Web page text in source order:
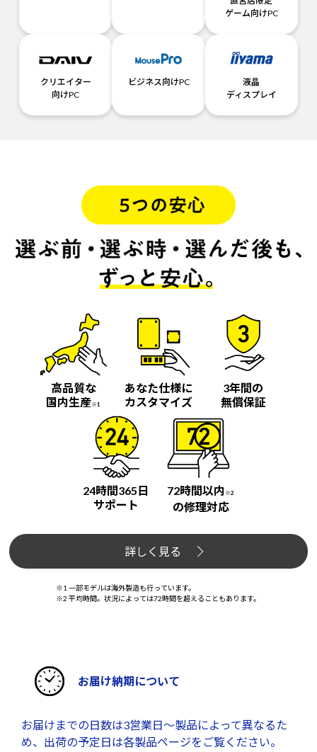
ゲーム向けPC
クリエイター
向けPC
ビジネス向けPC
液晶
ディスプレイ
高品質な
国内生産※1
あなた仕様に
カスタマイズ
3年間の
無償保証
24時間365日
サポート
72時間以内 ※2
の修理対応
詳しく見る
※1 一部モデルは海外製造も行っています。
※2 平均時間。状況によっては72時間を超えることもあります。
お届け納期について
お届けまでの日数は3営業日～製品によって異なるた
め、出荷の予定日は各製品ページをご覧ください。